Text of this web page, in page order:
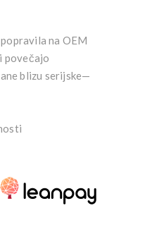
na OEM
povečajo
blizu serijske—